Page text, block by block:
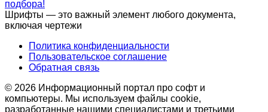
подбора!
Шрифты — это важный элемент любого документа,
включая чертежи
Политика конфиденциальности
Пользовательское соглашение
Обратная связь
© 2026 Информационный портал про софт и
компьютеры. Мы используем файлы cookie,
разработанные нашими специалистами и третьими